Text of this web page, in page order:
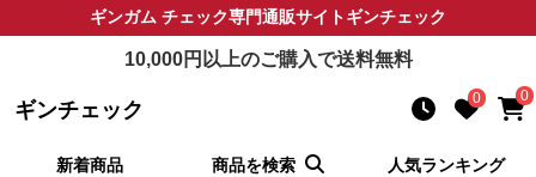
ギンガム チェック専門通販サイトギンチェック
10,000円以上のご購入で送料無料
ギンチェック 0 0
新着商品 商品を検索 人気ランキング